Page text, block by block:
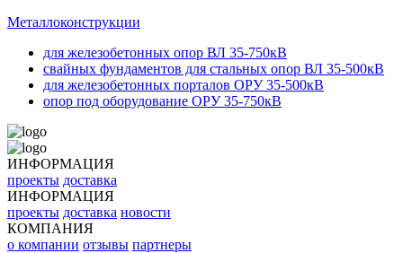
Металлоконструкции
для железобетонных опор ВЛ 35-750кВ
свайных фундаментов для стальных опор ВЛ 35-500кВ
для железобетонных порталов ОРУ 35-500кВ
опор под оборудование ОРУ 35-750кВ
ИНФОРМАЦИЯ
проекты доставка
ИНФОРМАЦИЯ
проекты доставка новости
КОМПАНИЯ
о компании отзывы партнеры